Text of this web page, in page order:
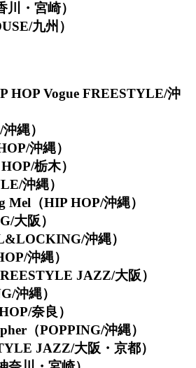
・宮崎）
九州）
HOP Vogue FREESTYLE/沖
縄）
沖縄）
栃木）
沖縄）
Mel（HIP HOP/沖縄）
大阪）
沖縄）
沖縄）
JAZZ/大阪）
沖縄）
奈良）
（POPPING/沖縄）
JAZZ/大阪・京都）